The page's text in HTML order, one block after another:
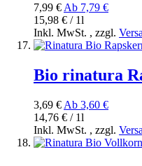
7,99 € Ab 7,79 €
15,98 € / 1l
Inkl. MwSt. , zzgl.
Bio rinatura
3,69 € Ab 3,60 €
14,76 € / 1l
Inkl. MwSt. , zzgl.